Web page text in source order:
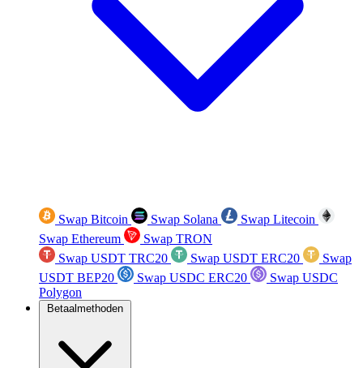
Swap Bitcoin Swap Solana
Swap Litecoin
Swap Ethereum
Swap TRON
Swap USDT TRC20
Swap USDT ERC20
Swap
USDT BEP20
Swap USDC ERC20
Swap USDC
Polygon
Betaalmethoden